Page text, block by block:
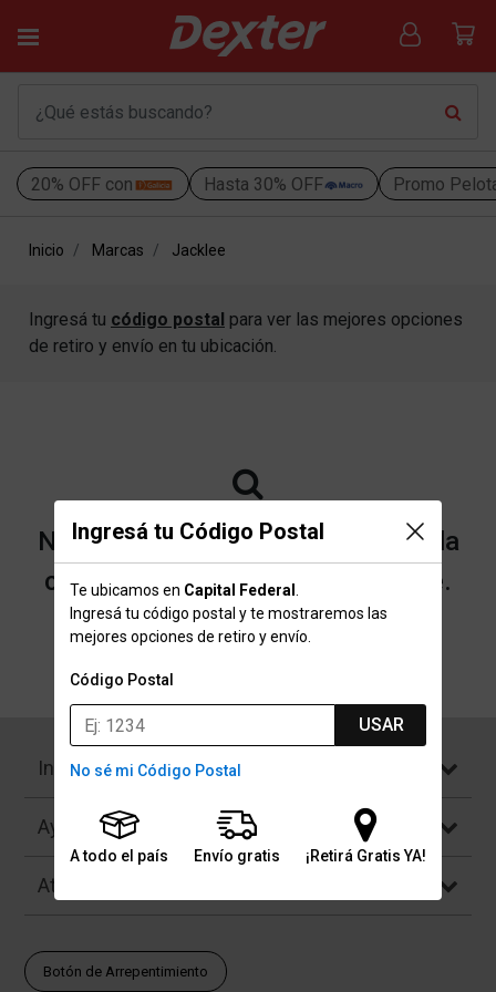
20% OFF con Hasta 30% OFF Promo
Ingresá tu Código Postal
Te ubicamos en Capital Federal
Ingresá tu código postal y te mostraremos las
mejores opciones de retiro y envío.
Código Postal
USAR
No sé mi Código Postal
A todo el país Envío gratis ¡Retirá Gratis YA!
Inicio Marcas Jacklee
Ingresá tu código postal para ver las mejores opciones
de retiro y envío en tu ubicación.
No encontramos resultados para la
categoría "Jacklee" que buscaste.
Institucional
Ayuda
Atención al Cliente
Botón de Arrepentimiento